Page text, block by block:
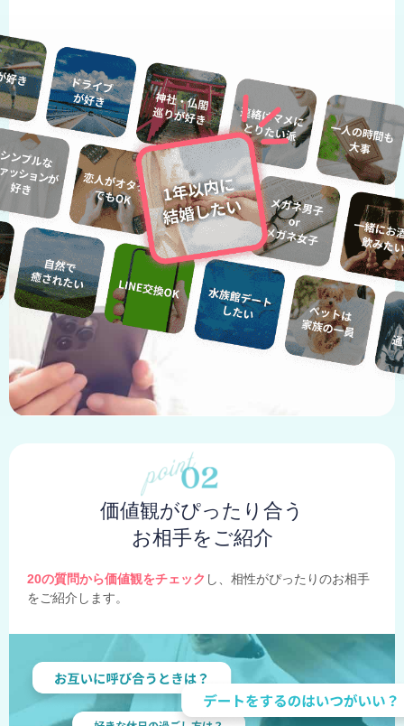
価値観がぴったり合う
お相手をご紹介
20の質問から価値観をチェック し、相性がぴったりのお相手
をご紹介します。